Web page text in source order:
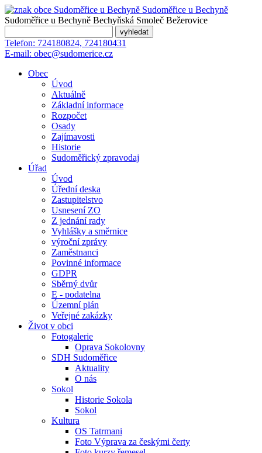
Sudoměřice u Bechyně
Sudoměřice u Bechyně Bechyňská Smoleč Bežerovice
Telefon: 724180824, 724180431
E-mail: obec@sudomerice.cz
Obec
Úvod
Aktuálně
Základní informace
Rozpočet
Osady
Zajímavosti
Historie
Sudoměřický zpravodaj
Úřad
Úvod
Úřední deska
Zastupitelstvo
Usnesení ZO
Z jednání rady
Vyhlášky a směrnice
výroční zprávy
Zaměstnanci
Povinné informace
GDPR
Sběrný dvůr
E - podatelna
Územní plán
Veřejné zakázky
Život v obci
Fotogalerie
Oprava Sokolovny
SDH Sudoměřice
Aktuality
O nás
Sokol
Historie Sokola
Sokol
Kultura
OS Tatrmani
Foto Výprava za českými čerty